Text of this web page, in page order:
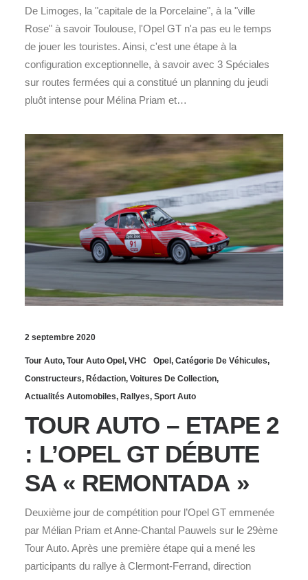
De Limoges, la "capitale de la Porcelaine", à la "ville
Rose" à savoir Toulouse, l'Opel GT n'a pas eu le temps
de jouer les touristes. Ainsi, c'est une étape à la
configuration exceptionnelle, à savoir avec 3 Spéciales
sur routes fermées qui a constitué un planning du jeudi
pluôt intense pour Mélina Priam et…
2 septembre 2020
Tour Auto, Tour Auto Opel, VHC Opel, Catégorie De Véhicules,
Constructeurs, Rédaction, Voitures De Collection,
Actualités Automobiles, Rallyes, Sport Auto
TOUR AUTO – ETAPE 2
: L’OPEL GT DÉBUTE
SA « REMONTADA »
Deuxième jour de compétition pour l’Opel GT emmenée
par Mélian Priam et Anne-Chantal Pauwels sur le 29ème
Tour Auto. Après une première étape qui a mené les
participants du rallye à Clermont-Ferrand, direction